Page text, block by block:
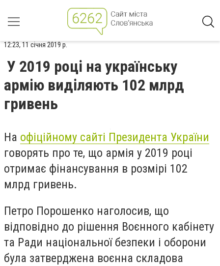
12:23, 11 січня 2019 р.
У 2019 році на українську
армію виділяють 102 млрд
гривень
На офіційному сайті Президента України
говорять про те, що армія у 2019 році
отримає фінансування в розмірі 102
млрд гривень.
Петро Порошенко наголосив, що
відповідно до рішення Воєнного кабінету
та Ради національної безпеки і оборони
була затверджена воєнна складова